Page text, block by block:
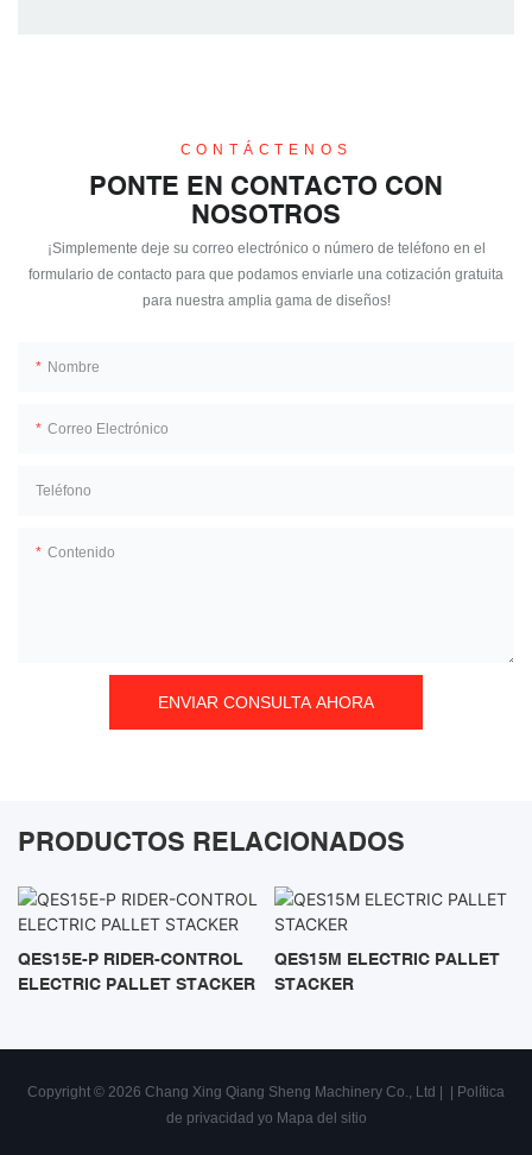
CONTÁCTENOS
PONTE EN CONTACTO CON
NOSOTROS
¡Simplemente deje su correo electrónico o número de teléfono en el
formulario de contacto para que podamos enviarle una cotización gratuita
para nuestra amplia gama de diseños!
Nombre
Correo Electrónico
Teléfono
Contenido
ENVIAR CONSULTA AHORA
PRODUCTOS RELACIONADOS
QES15E-P RIDER-CONTROL
ELECTRIC PALLET STACKER
QES15M ELECTRIC PALLET
STACKER
Copyright © 2026 Chang Xing Qiang Sheng Machinery Co., Ltd |
Política
de privacidad yo Mapa del sitio